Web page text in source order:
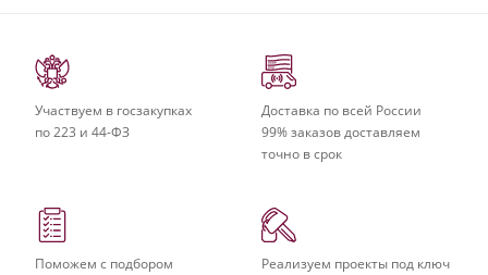
Участвуем в госзакупках
по 223 и 44-ФЗ
Доставка по всей России
99% заказов доставляем
точно в срок
Поможем с подбором
Реализуем проекты под ключ